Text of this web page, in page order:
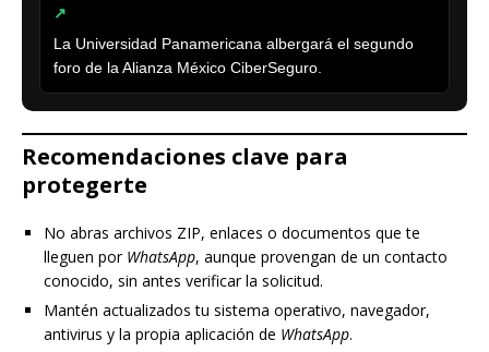
↗
La Universidad Panamericana albergará el segundo
foro de la Alianza México CiberSeguro.
Recomendaciones clave para
protegerte
No abras archivos ZIP, enlaces o documentos que te
lleguen por WhatsApp, aunque provengan de un contacto
conocido, sin antes verificar la solicitud.
Mantén actualizados tu sistema operativo, navegador,
antivirus y la propia aplicación de WhatsApp.